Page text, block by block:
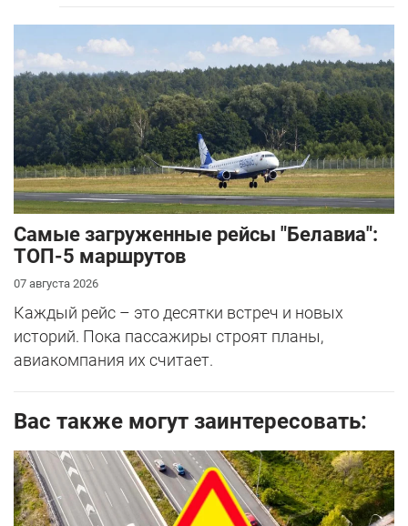
Самые загруженные рейсы "Белавиа":
ТОП-5 маршрутов
07 августа 2026
Каждый рейс – это десятки встреч и новых
историй. Пока пассажиры строят планы,
авиакомпания их считает.
Вас также могут заинтересовать: